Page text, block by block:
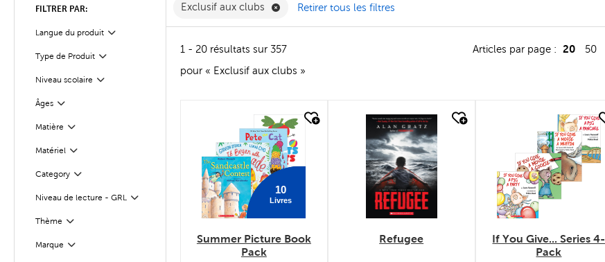
FILTRER PAR:
Langue du produit
Filter
Type de Produit
Filter
Niveau scolaire
Filter
Âges
Filter
Matière
Filter
Matériel
Filter
Category
Filter
Niveau de lecture - GRL
Filter
Thème Filter
Sélectionnés
Marque
Filter
Exclusif aux clubs Supprimer Exclusif aux clubs Filter
Retirer tous les filtres
1 - 20 résultats sur 357 Articles par page : 20 50
pour « Exclusif aux clubs »
10
Livres
Summer Picture Book
Pack
quick look
Refugee
If You Give... Series 4-
Pack